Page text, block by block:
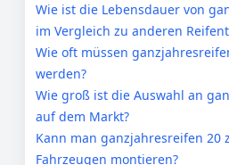
Wie ist die Lebensdauer von
im Vergleich zu anderen
Wie oft müssen
werden?
Wie groß ist die Auswahl an
auf dem Markt?
Kann man ganzjahresreifen 20
Fahrzeugen montieren?